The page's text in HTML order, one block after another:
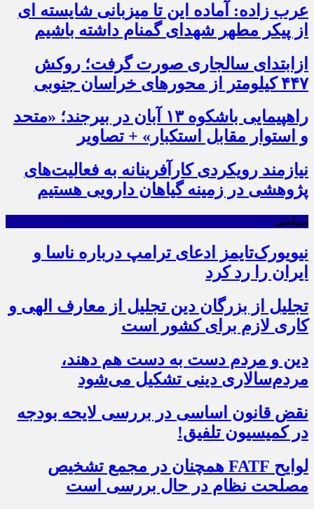
عرب زاده: آماده این تا میزبانی شایسته ای
از پیکر مطهر شهدای گمنام داشته باشیم
ازابتدای سالجاری صورت گرفت؛ روکش
۴۴۷ کیلومتر از محورهای خراسان جنوبی
راهپیمایی باشکوه ۱۳ آبان در بیرجند؛ «متحد
و استوار مقابل استکبار» + تصاویر
نیازمند رویکردی کارآفرینانه به فعالیت‌های
پژوهشی در زمینه گیاهان دارویی هستیم
سیاسی
نیویورک‌تایمز ادعای ترامپ درباره ناسا و
ایران را رد کرد
تجلیل از بزرگان دین تجلیل از معارف الهی و
کاری لازم برای کشور است
دین و مردم دست به‌ دست هم دهند،
مردم‌سالاری دینی تشکیل می‌شود
نقض قانون اساسی در بررسی لایحه بودجه
در کمیسیون تلفیق!
لوایح FATF همچنان در مجمع تشخیص
مصلحت نظام در حال بررسی است